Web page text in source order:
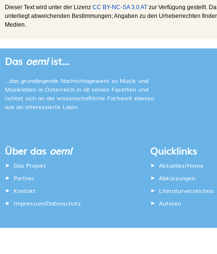
Dieser Text wird unter der Lizenz CC BY-NC-SA 3.0 AT zur Verfügung gestellt.
unterliegt abweichenden Bestimmungen; Angaben zu den Urheberrechten
Medien.
Das oemlist...
...das grundlegende Nachschlagewerk zu Musik und
Musikleben in Österreich in all seinen Facetten und
richtet sich an die wissenschaftliche Fachwelt ebenso
wie an interessierte Laien.
Über das oeml
Das Projekt
Partner
Kontakt
Impressum/Datenschutz
Quicklinks
Aktuelles/Home
Abkürzungen
Literaturverzeichnis
Autoren